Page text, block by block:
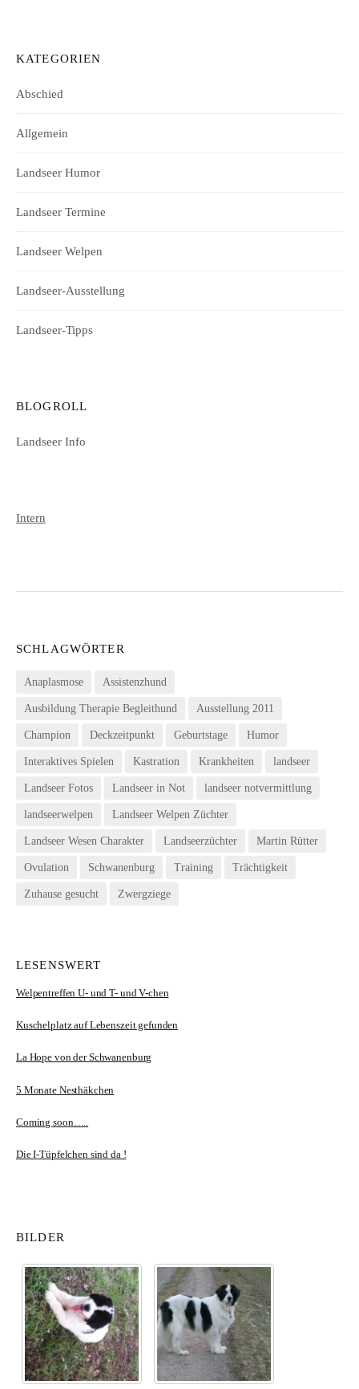
KATEGORIEN
Abschied
Allgemein
Landseer Humor
Landseer Termine
Landseer Welpen
Landseer-Ausstellung
Landseer-Tipps
BLOGROLL
Landseer Info
Intern
SCHLAGWÖRTER
Anaplasmose Assistenzhund
Ausbildung Therapie Begleithund Ausstellung 2011
Champion Deckzeitpunkt Geburtstage Humor
Interaktives Spielen Kastration Krankheiten landseer
Landseer Fotos Landseer in Not landseer notvermittlung
landseerwelpen Landseer Welpen Züchter
Landseer Wesen Charakter Landseerzüchter Martin Rütter
Ovulation Schwanenburg Training Trächtigkeit
Zuhause gesucht Zwergziege
LESENSWERT
Welpentreffen U- und T- und V-chen
Kuschelplatz auf Lebenszeit gefunden
La Hope von der Schwanenburg
5 Monate Nesthäkchen
Coming soon…..
Die I-Tüpfelchen sind da !
BILDER